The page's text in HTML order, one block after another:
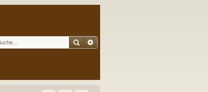
Suche